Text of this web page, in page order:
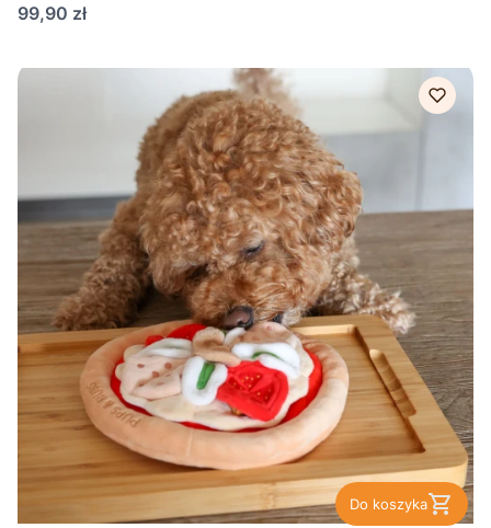
Cena
99,90 zł
Do koszyka